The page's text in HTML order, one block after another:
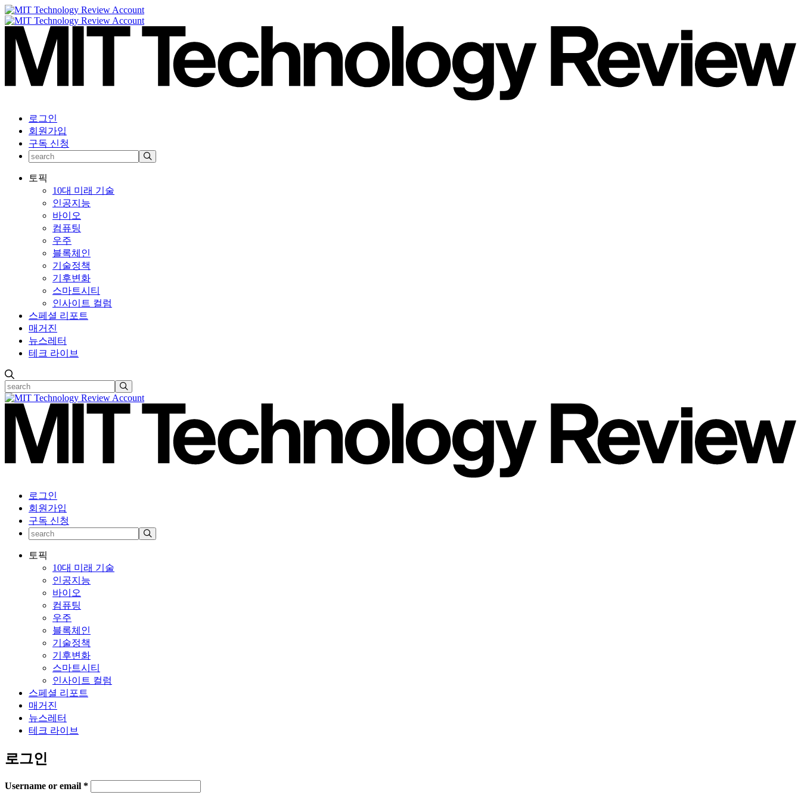
로그인
회원가입
구독 신청
토픽
10대 미래 기술
인공지능
바이오
컴퓨팅
우주
블록체인
기술정책
기후변화
스마트시티
인사이트 컬럼
스페셜 리포트
매거진
뉴스레터
테크 라이브
로그인
회원가입
구독 신청
토픽
10대 미래 기술
인공지능
바이오
컴퓨팅
우주
블록체인
기술정책
기후변화
스마트시티
인사이트 컬럼
스페셜 리포트
매거진
뉴스레터
테크 라이브
로그인
Username or email *